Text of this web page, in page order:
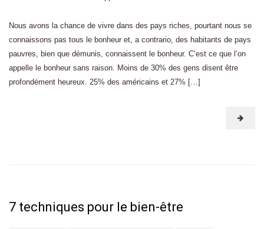
Nous avons la chance de vivre dans des pays riches, pourtant nous se
connaissons pas tous le bonheur et, a contrario, des habitants de pays
pauvres, bien que démunis, connaissent le bonheur. C’est ce que l’on
appelle le bonheur sans raison. Moins de 30% des gens disent être
profondément heureux. 25% des américains et 27% […]
7 techniques pour le bien-être